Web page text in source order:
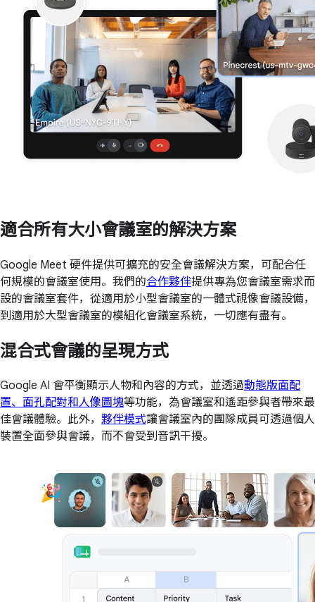
適合所有大小會議室的解決方案
Google Meet 硬件提供可擴充的安全會議解決方案，可配合任
何規模的會議室使用。我們的合作夥伴提供專為您會議室需求而
設的會議室套件，從適用於小型會議室的一體式視像會議設備，
到適用於大型會議室的模組化會議室系統，一切應有盡有。
混合式會議的呈現方式
Google AI 會平衡顯示人物和內容的方式，並透過動態版面配
置、面孔配對和人像圖塊等功能，為會議室和遙距參與者帶來最
佳會議體驗。此外， 夥伴模式讓會議室內的團隊成員可透過個人
裝置全面參與會議，而不會受到音訊干擾。